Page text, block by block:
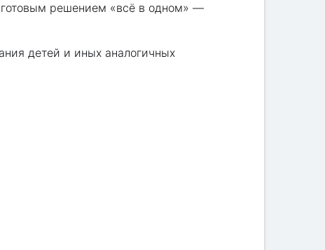
готовым решением «всё в одном» —
детей и иных аналогичных